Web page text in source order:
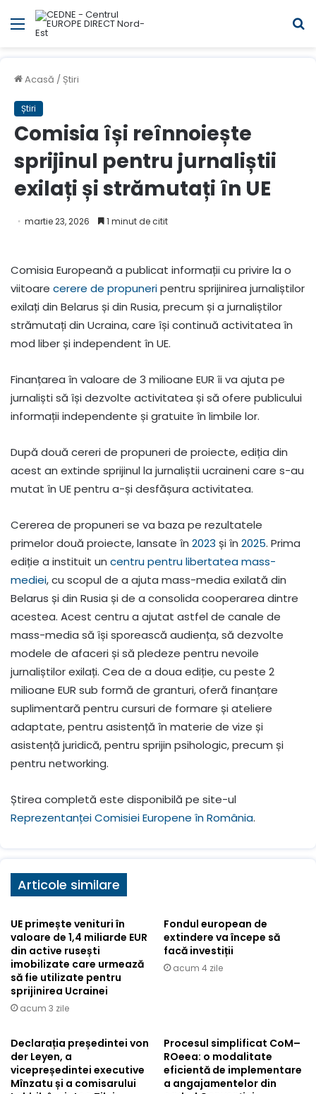
Meniul
Acasă / Știri
Știri
Comisia își reînnoiește
sprijinul pentru jurnaliștii
exilați și strămutați în UE
martie 23, 2026 1 minut de citit
Comisia Europeană a publicat informații cu privire la o
viitoare cerere de propuneripentru sprijinirea jurnaliștilor
exilați din Belarus și din Rusia, precum și a jurnaliștilor
strămutați din Ucraina, care își continuă activitatea în
mod liber și independent în UE.
Finanțarea în valoare de 3 milioane EUR îi va ajuta pe
jurnaliști să își dezvolte activitatea și să ofere publicului
informații independente și gratuite în limbile lor.
După două cereri de propuneri de proiecte, ediția din
acest an extinde sprijinul la jurnaliștii ucraineni care s-au
mutat în UE pentru a-și desfășura activitatea.
Cererea de propuneri se va baza pe rezultatele
primelor două proiecte, lansate în 2023 și în 2025. Prima
ediție a instituit un centru pentru libertatea mass-
mediei, cu scopul de a ajuta mass-media exilată din
Belarus și din Rusia și de a consolida cooperarea dintre
acestea. Acest centru a ajutat astfel de canale de
mass-media să își sporească audiența, să dezvolte
modele de afaceri și să pledeze pentru nevoile
jurnaliștilor exilați. Cea de a doua ediție, cu peste 2
milioane EUR sub formă de granturi, oferă finanțare
suplimentară pentru cursuri de formare și ateliere
adaptate, pentru asistență în materie de vize și
asistență juridică, pentru sprijin psihologic, precum și
pentru networking.
Știrea completă este disponibilă pe site-ul
Reprezentanței Comisiei Europene în România.
Articole similare
UE primește venituri în
valoare de 1,4 miliarde EUR
din active rusești
imobilizate care urmează
să fie utilizate pentru
sprijinirea Ucrainei
acum 3 zile
Fondul european de
extindere va începe să
facă investiții
acum 4 zile
Declarația președintei von
der Leyen, a
vicepreședintei executive
Mînzatu și a comisarului
Procesul simplificat CoM–
ROeea: o modalitate
eficientă de implementare
a angajamentelor din